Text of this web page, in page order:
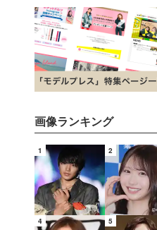
画像ランキング
1 2
4 5